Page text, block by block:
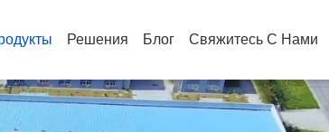
Решения Блог Свяжитесь С Нами